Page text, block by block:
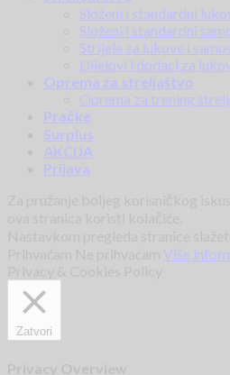
Složeni i standardni
Složeni i standardni
Strijele za lukove i
Dijelovi i dodaci za
Oprema za streljaštvo
Oprema za trening
Pračke
Surplus
AKCIJA
Prijava
Više
Zatvori